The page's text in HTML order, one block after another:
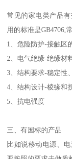
常见的家电类产品
用的标准是GB4706,
1、危险防护-接触区
2、电气绝缘-绝缘材
3、结构要求-稳定性
4、结构设计-棱缘和
5、抗电强度
三、有国标的产品
比如说移动电源、